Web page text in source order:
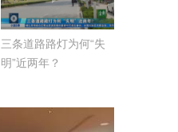
三条道路路灯为何“失
明”近两年？